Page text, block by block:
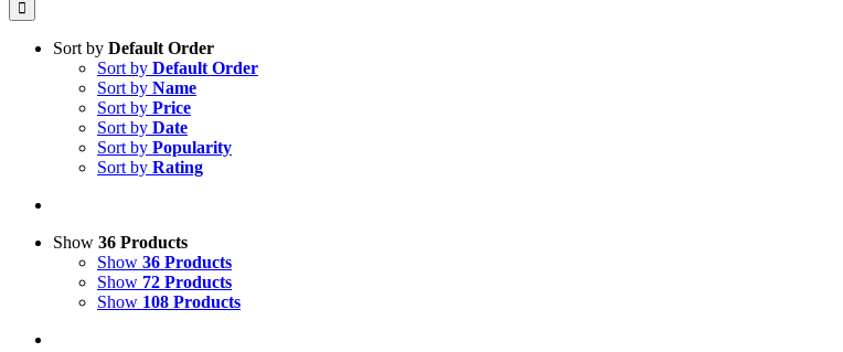
Sort by Default Order
Sort by Default Order
Sort by Name
Sort by Price
Sort by Date
Sort by Popularity
Sort by Rating
Show 36 Products
Show 36 Products
Show 72 Products
Show 108 Products